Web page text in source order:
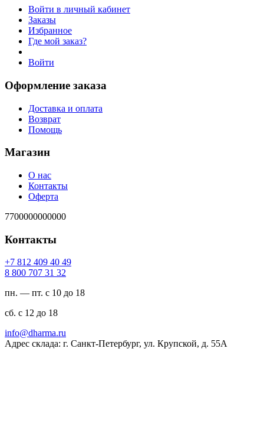
Войти в личный кабинет
Заказы
Избранное
Где мой заказ?
Войти
Оформление заказа
Доставка и оплата
Возврат
Помощь
Магазин
О нас
Контакты
Оферта
7700000000000
Контакты
94 04 904 218 7+
23 13 707 008 8
пн. — пт. с 10 до 18
сб. с 12 до 18
ur.amrahd@ofni
Адрес склада: г. Санкт-Петербург, ул. Крупской, д. 55А